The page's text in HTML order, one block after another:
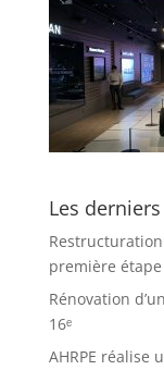
Les
première
Rénovation
16ᵉ
AHRPE réalise